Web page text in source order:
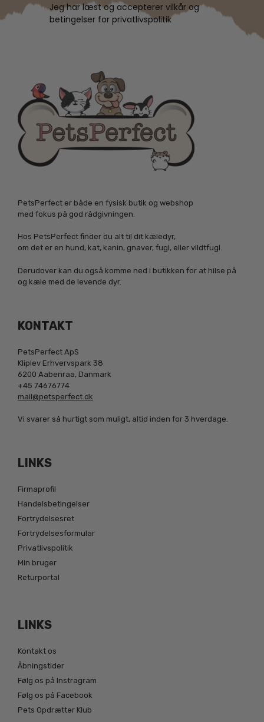
Jeg har læst og accepterer vilkår og
betingelser for privatlivspolitik
PetsPerfect er både en fysisk butik og webshop
med fokus på god rådgivningen.
Hos PetsPerfect finder du alt til dit kæledyr,
om det er en hund, kat, kanin, gnaver, fugl, eller vildtfugl.
Derudover kan du også komme ned i butikken for at hilse på
og kæle med de levende dyr.
KONTAKT
PetsPerfect ApS
Kliplev Erhvervspark 38
6200 Aabenraa, Danmark
+45 74676774
mail@petsperfect.dk
Vi svarer så hurtigt som muligt, altid inden for 3 hverdage.
LINKS
Firmaprofil
Handelsbetingelser
Fortrydelsesret
Fortrydelsesformular
Privatlivspolitik
Min bruger
Returportal
LINKS
Kontakt os
Åbningstider
Følg os på Instragram
Følg os på Facebook
Pets Opdrætter Klub